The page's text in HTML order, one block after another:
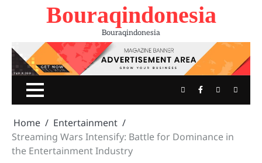
Bouraqindonesia
Bouraqindonesia
TwitterFacebook
Youtube
Home
Entertainment
Streaming Wars Intensify: Battle for Dominance in
the Entertainment Industry